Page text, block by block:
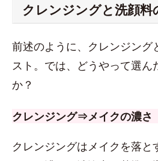
クレンジングと洗顔料
前述のように、クレンジング
スト。では、どうやって選ん
か？
クレンジング⇒メイクの濃さ
クレンジングはメイクを落と